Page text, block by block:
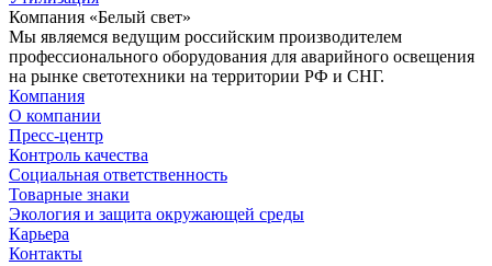
Компания «Белый свет»
Мы являемся ведущим российским производителем
профессионального оборудования для аварийного освещения
на рынке светотехники на территории РФ и СНГ.
Компания
О компании
Пресс-центр
Контроль качества
Социальная ответственность
Товарные знаки
Экология и защита окружающей среды
Карьера
Контакты